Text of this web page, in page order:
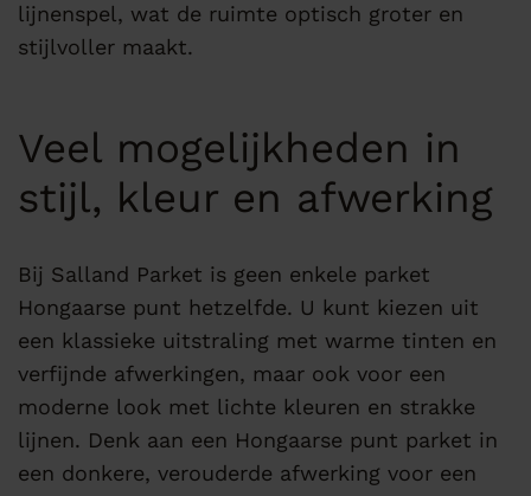
lijnenspel, wat de ruimte optisch groter en
stijlvoller maakt.
Veel mogelijkheden in
stijl, kleur en afwerking
Bij Salland Parket is geen enkele parket
Hongaarse punt hetzelfde. U kunt kiezen uit
een klassieke uitstraling met warme tinten en
verfijnde afwerkingen, maar ook voor een
moderne look met lichte kleuren en strakke
lijnen. Denk aan een Hongaarse punt parket in
een donkere, verouderde afwerking voor een